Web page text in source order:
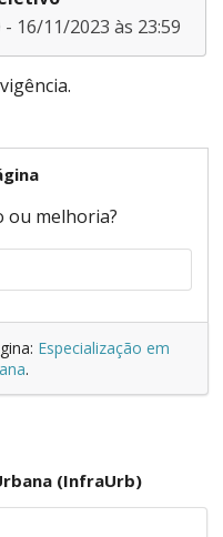
16/11/2023 às 23:59
ou melhoria?
Especialização em
.
(InfraUrb)